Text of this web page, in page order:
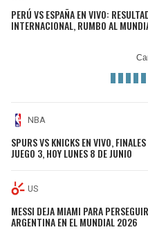
PERÚ VS ESPAÑA EN VIVO:
INTERNACIONAL, RUMBO AL
NBA
SPURS VS KNICKS EN VIVO,
JUEGO 3, HOY LUNES 8 DE JUNIO
US
MESSI DEJA MIAMI PARA
ARGENTINA EN EL MUNDIAL 2026